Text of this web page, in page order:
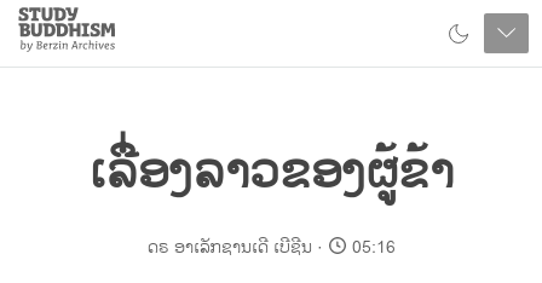
Close
Study
Buddhism
Home
ເລື່ອງລາວຂອງຜູ້ຂ້າ
ດຣ ອາເລັກຊານເດີ ເບີຊີນ 05:16